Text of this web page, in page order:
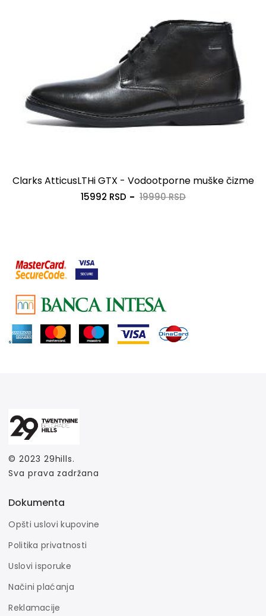
Clarks AtticusLTHi GTX - Vodootporne muške čizme
15992 RSD 19990 RSD
© 2023 29hills.
Sva prava zadržana
Dokumenta
Opšti uslovi kupovine
Politika privatnosti
Uslovi isporuke
Načini plaćanja
Reklamacije